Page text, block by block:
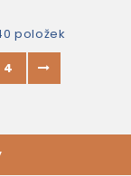
položek
4